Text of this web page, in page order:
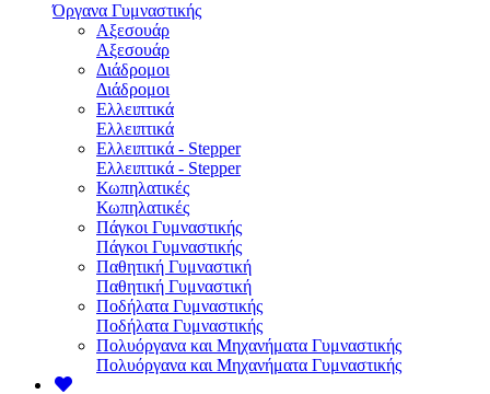
Όργανα Γυμναστικής
Αξεσουάρ
Αξεσουάρ
Διάδρομοι
Διάδρομοι
Ελλειπτικά
Ελλειπτικά
Ελλειπτικά - Stepper
Ελλειπτικά - Stepper
Κωπηλατικές
Κωπηλατικές
Πάγκοι Γυμναστικής
Πάγκοι Γυμναστικής
Παθητική Γυμναστική
Παθητική Γυμναστική
Ποδήλατα Γυμναστικής
Ποδήλατα Γυμναστικής
Πολυόργανα και Μηχανήματα Γυμναστικής
Πολυόργανα και Μηχανήματα Γυμναστικής